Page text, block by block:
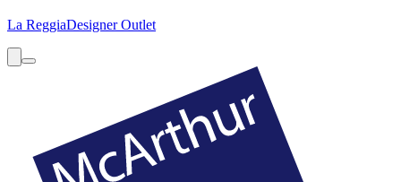
La ReggiaDesigner Outlet